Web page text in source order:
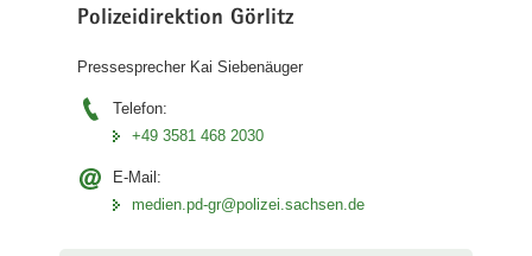
Polizeidirektion Görlitz
Pressesprecher Kai Siebenäuger
Telefon:
+49 3581 468 2030
E-Mail:
medien.pd-gr@polizei.sachsen.de